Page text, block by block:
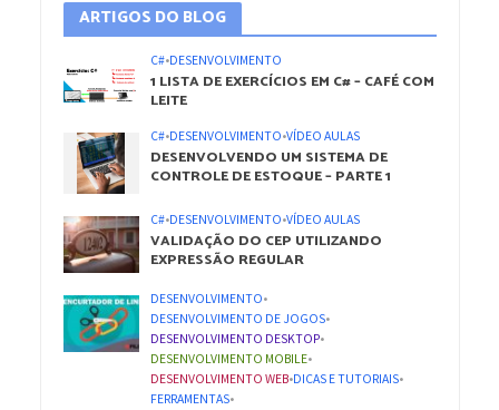
ARTIGOS DO BLOG
C#•DESENVOLVIMENTO
1 LISTA DE EXERCÍCIOS EM C# – CAFÉ COM
LEITE
C#•DESENVOLVIMENTO•VÍDEO AULAS
DESENVOLVENDO UM SISTEMA DE
CONTROLE DE ESTOQUE – PARTE 1
C#•DESENVOLVIMENTO•VÍDEO AULAS
VALIDAÇÃO DO CEP UTILIZANDO
EXPRESSÃO REGULAR
DESENVOLVIMENTO•
DESENVOLVIMENTO DE JOGOS•
DESENVOLVIMENTO DESKTOP•
DESENVOLVIMENTO MOBILE•
DESENVOLVIMENTO WEB•DICAS E TUTORIAIS•
FERRAMENTAS•